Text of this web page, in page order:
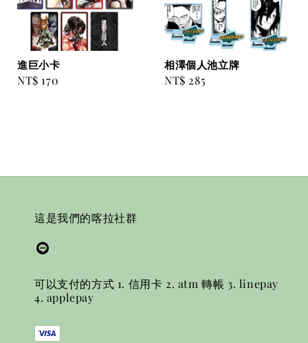
進巨小卡
Regular
NT$ 170
相澤個人池立牌
Regular
NT$ 285
這是我們的喀拉社群
可以支付的方式 1. 信用卡 2. atm 轉帳 3. linepay
4. applepay